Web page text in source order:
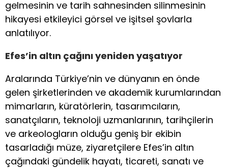
gelmesinin ve tarih sahnesinden silinmesinin
hikayesi etkileyici görsel ve işitsel şovlarla
anlatılıyor.
Efes’in altın çağını yeniden yaşatıyor
Aralarında Türkiye’nin ve dünyanın en önde
gelen şirketlerinden ve akademik kurumlarından
mimarların, küratörlerin, tasarımcıların,
sanatçıların, teknoloji uzmanlarının, tarihçilerin
ve arkeologların olduğu geniş bir ekibin
tasarladığı müze, ziyaretçilere Efes’in altın
çağındaki gündelik hayatı, ticareti, sanatı ve